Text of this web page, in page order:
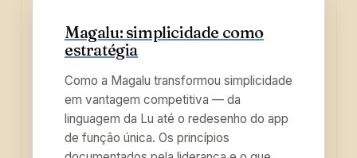
Magalu: simplicidade como
estratégia
Como a Magalu transformou simplicidade
em vantagem competitiva — da
linguagem da Lu até o redesenho do app
de função única. Os princípios